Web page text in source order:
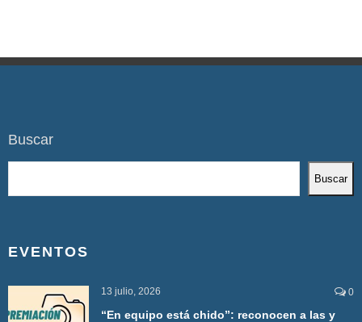
Buscar
Buscar
EVENTOS
13 julio, 2026 0
“En equipo está chido”: reconocen a las y